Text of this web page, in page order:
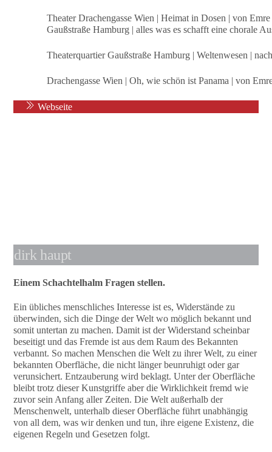
Theater Drachengasse Wien | Heimat in Dosen | von
Gaußstraße Hamburg | alles was es schafft eine chorale
Theaterquartier Gaußstraße Hamburg | Weltenwesen |
Drachengasse Wien | Oh, wie schön ist Panama | von
Webseite
dirk haupt
Einem Schachtelhalm Fragen stellen.
Ein übliches menschliches Interesse ist es, Widerstände zu
überwinden, sich die Dinge der Welt wo möglich bekannt und
somit untertan zu machen. Damit ist der Widerstand scheinbar
beseitigt und das Fremde ist aus dem Raum des Bekannten
verbannt. So machen Menschen die Welt zu ihrer Welt, zu einer
bekannten Oberfläche, die nicht länger beunruhigt oder gar
verunsichert. Entzauberung wird beklagt. Unter der Oberfläche
bleibt trotz dieser Kunstgriffe aber die Wirklichkeit fremd wie
zuvor sein Anfang aller Zeiten. Die Welt außerhalb der
Menschenwelt, unterhalb dieser Oberfläche führt unabhängig
von all dem, was wir denken und tun, ihre eigene Existenz, die
eigenen Regeln und Gesetzen folgt.